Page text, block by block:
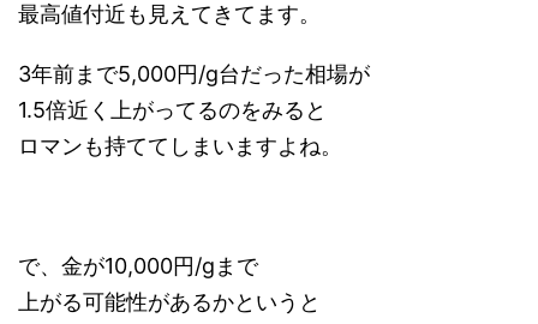
最高値付近も見えてきてます。
3年前まで5,000円/g台だった相場が
1.5倍近く上がってるのをみると
ロマンも持ててしまいますよね。
で、金が10,000円/gまで
上がる可能性があるかというと